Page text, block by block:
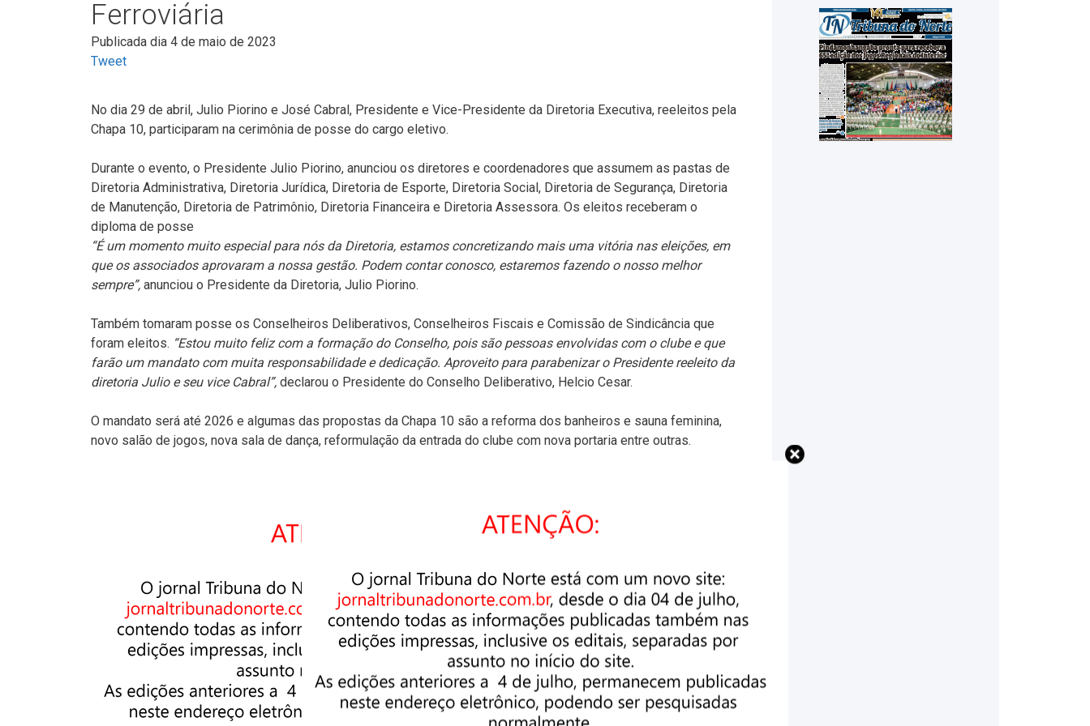
Ferroviária
Publicada dia 4 de maio de 2023
Tweet
No dia 29 de abril, Julio Piorino e José Cabral, Presidente e Vice-Presidente da Diretoria Executiva, reeleitos pela
Chapa 10, participaram na cerimônia de posse do cargo eletivo.
Durante o evento, o Presidente Julio Piorino, anunciou os diretores e coordenadores que assumem as pastas de
Diretoria Administrativa, Diretoria Jurídica, Diretoria de Esporte, Diretoria Social, Diretoria de Segurança, Diretoria
de Manutenção, Diretoria de Patrimônio, Diretoria Financeira e Diretoria Assessora. Os eleitos receberam o
diploma de posse
“É um momento muito especial para nós da Diretoria, estamos concretizando mais uma vitória nas eleições, em
que os associados aprovaram a nossa gestão. Podem contar conosco, estaremos fazendo o nosso melhor
sempre”, anunciou o Presidente da Diretoria, Julio Piorino.
Também tomaram posse os Conselheiros Deliberativos, Conselheiros Fiscais e Comissão de Sindicância que
foram eleitos. “Estou muito feliz com a formação do Conselho, pois são pessoas envolvidas com o clube e que
farão um mandato com muita responsabilidade e dedicação. Aproveito para parabenizar o Presidente reeleito da
diretoria Julio e seu vice Cabral”, declarou o Presidente do Conselho Deliberativo, Helcio Cesar.
O mandato será até 2026 e algumas das propostas da Chapa 10 são a reforma dos banheiros e sauna feminina,
novo salão de jogos, nova sala de dança, reformulação da entrada do clube com nova portaria entre outras.